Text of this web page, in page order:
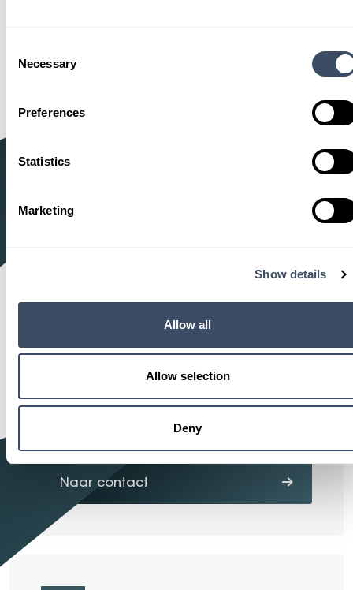
Selection
Necessary
Preferences
Statistics
Marketing
Show details
Allow all
Allow selection
Deny
Heeft u vragen over onze trucks of
persoonlijk verder.
Interesse in de Arocs of direct contact
Naar contact